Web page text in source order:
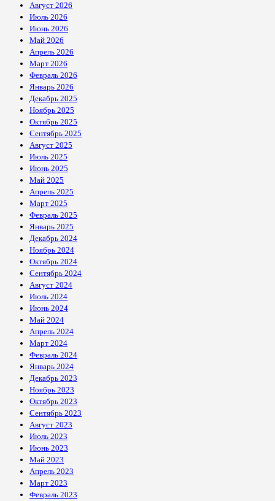
Август 2026
Июль 2026
Июнь 2026
Май 2026
Апрель 2026
Март 2026
Февраль 2026
Январь 2026
Декабрь 2025
Ноябрь 2025
Октябрь 2025
Сентябрь 2025
Август 2025
Июль 2025
Июнь 2025
Май 2025
Апрель 2025
Март 2025
Февраль 2025
Январь 2025
Декабрь 2024
Ноябрь 2024
Октябрь 2024
Сентябрь 2024
Август 2024
Июль 2024
Июнь 2024
Май 2024
Апрель 2024
Март 2024
Февраль 2024
Январь 2024
Декабрь 2023
Ноябрь 2023
Октябрь 2023
Сентябрь 2023
Август 2023
Июль 2023
Июнь 2023
Май 2023
Апрель 2023
Март 2023
Февраль 2023